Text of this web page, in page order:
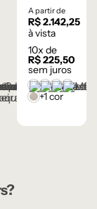
Flow 3
gavetas –
Lâmina
de
Carvalho
Natural
A partir de
R$2.142,25
à vista
10x de
R$225,50
sem juros
Castanho
Cinza
Lâmina
+1 cor